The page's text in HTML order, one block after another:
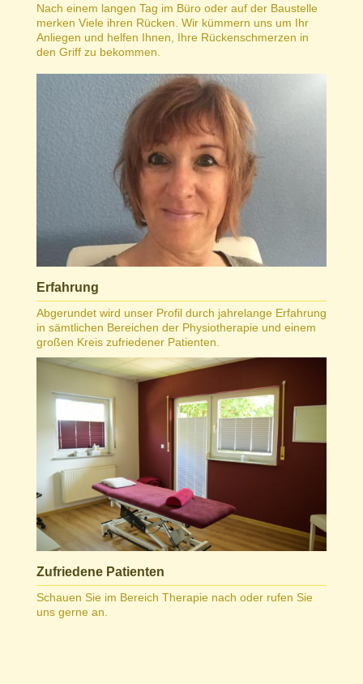
Nach einem langen Tag im Büro oder auf der Baustelle
merken Viele ihren Rücken. Wir kümmern uns um Ihr
Anliegen und helfen Ihnen, Ihre Rückenschmerzen in
den Griff zu bekommen.
Erfahrung
Abgerundet wird unser Profil durch jahrelange Erfahrung
in sämtlichen Bereichen der Physiotherapie und einem
großen Kreis zufriedener Patienten.
Zufriedene Patienten
Schauen Sie im Bereich Therapie nach oder rufen Sie
uns gerne an.